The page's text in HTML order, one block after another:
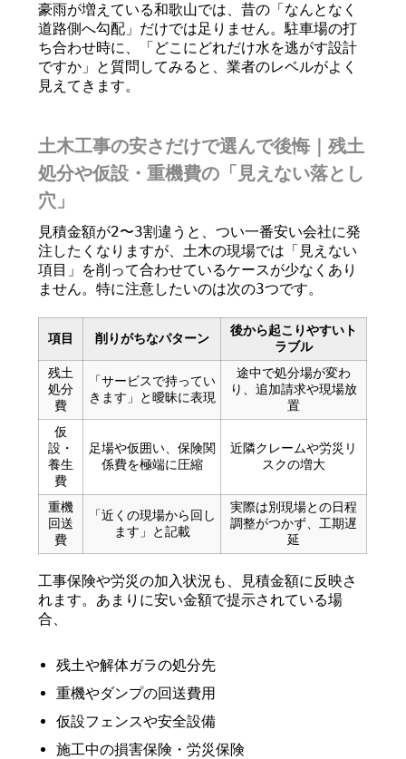
豪雨が増えている和歌山では、昔の「なんとなく
道路側へ勾配」だけでは足りません。駐車場の打
ち合わせ時に、「どこにどれだけ水を逃がす設計
ですか」と質問してみると、業者のレベルがよく
見えてきます。
土木工事の安さだけで選んで後悔｜残土
処分や仮設・重機費の「見えない落とし
穴」
見積金額が2〜3割違うと、つい一番安い会社に発
注したくなりますが、土木の現場では「見えない
項目」を削って合わせているケースが少なくあり
ません。特に注意したいのは次の3つです。
項目 削りがちなパターン
後から起こりやすいト
ラブル
残土
処分
費
「サービスで持ってい
きます」と曖昧に表現
途中で処分場が変わ
り、追加請求や現場放
置
仮
設・
養生
費
足場や仮囲い、保険関
係費を極端に圧縮
近隣クレームや労災リ
スクの増大
重機
回送
費
「近くの現場から回し
ます」と記載
実際は別現場との日程
調整がつかず、工期遅
延
工事保険や労災の加入状況も、見積金額に反映さ
れます。あまりに安い金額で提示されている場
合、
残土や解体ガラの処分先
重機やダンプの回送費用
仮設フェンスや安全設備
施工中の損害保険・労災保険